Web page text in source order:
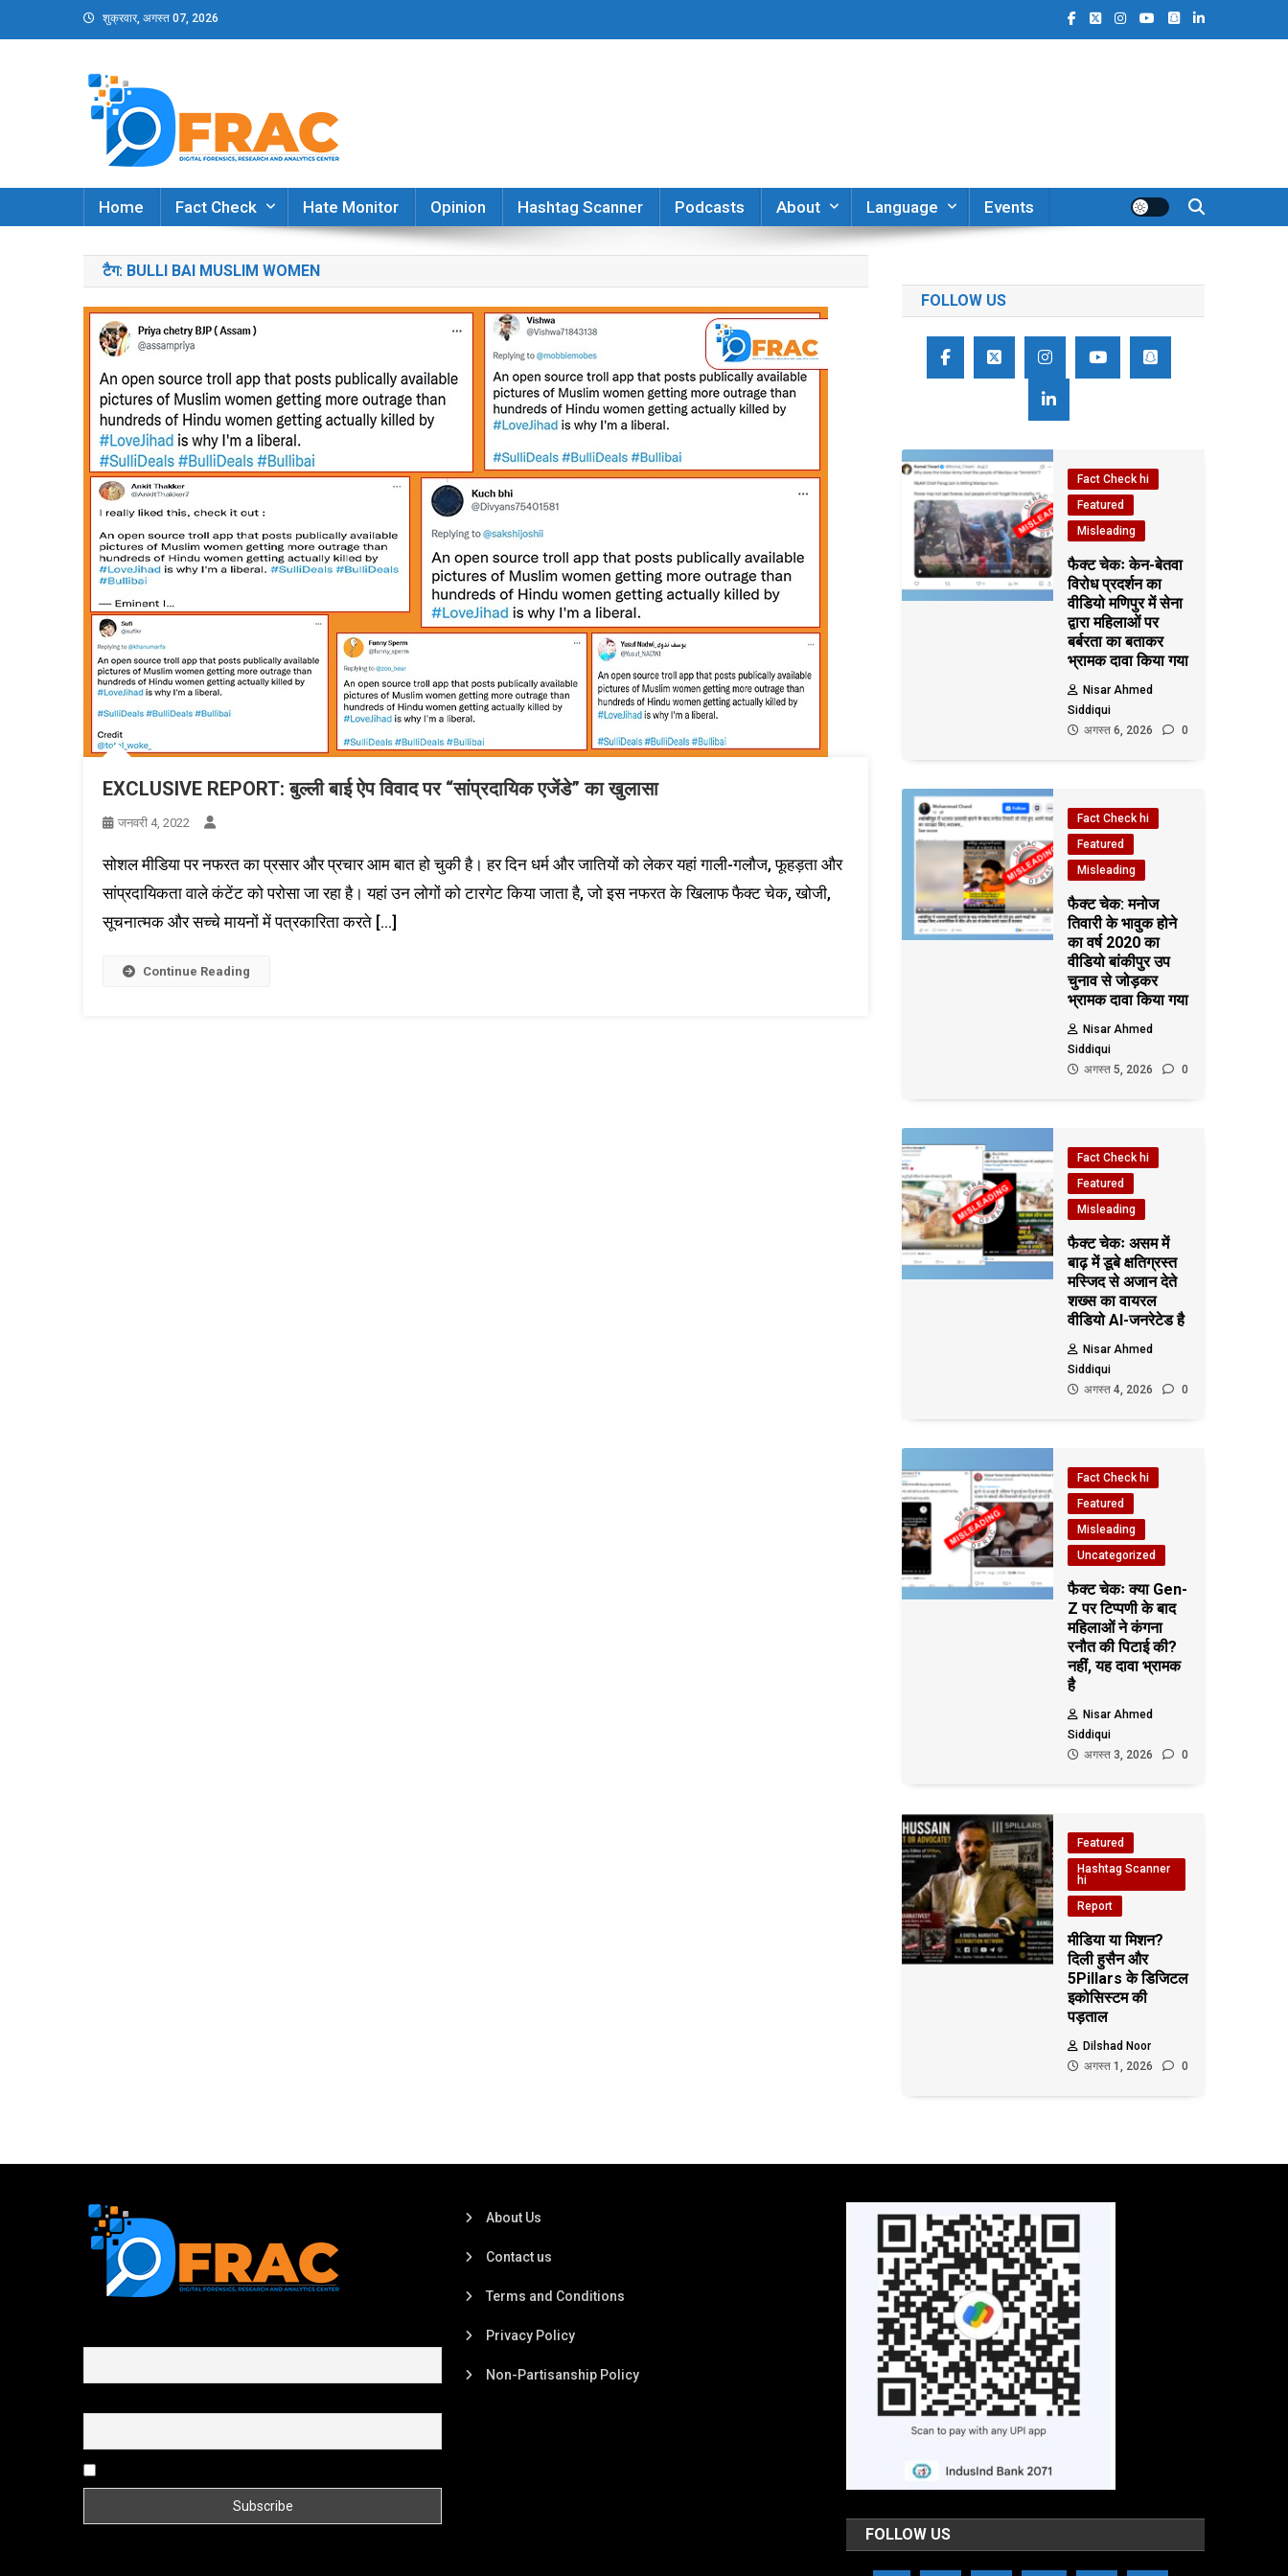
to
शुक्रवार, अगस्त 07, 2026
DFRAC_ORG
Digital Forensics, Research and Analytics Center
Home
Fact Check Hate Monitor Opinion Hashtag Scanner Podcasts About Language Events
टैग: BULLI BAI MUSLIM WOMEN
EXCLUSIVE REPORT: बुल्ली बाई ऐप विवाद पर “सांप्रदायिक एजेंडे” का खुलासा
जनवरी 4, 2022
सोशल मीडिया पर नफरत का प्रसार और प्रचार आम बात हो चुकी है। हर दिन धर्म और जातियों को लेकर यहां गाली-गलौज, फूहड़ता और
सांप्रदायिकता वाले कंटेंट को परोसा जा रहा है। यहां उन लोगों को टारगेट किया जाता है, जो इस नफरत के खिलाफ फैक्ट चेक, खोजी,
सूचनात्मक और सच्चे मायनों में पत्रकारिता करते […]
Continue Reading
FOLLOW US
Fact Check hi
Featured
Misleading
फैक्ट चेकः केन-बेतवा
विरोध प्रदर्शन का
वीडियो मणिपुर में सेना
द्वारा महिलाओं पर
बर्बरता का बताकर
भ्रामक दावा किया गया
Nisar Ahmed
Siddiqui
अगस्त 6, 2026
0
Fact Check hi
Featured
Misleading
फैक्ट चेक: मनोज
तिवारी के भावुक होने
का वर्ष 2020 का
वीडियो बांकीपुर उप
चुनाव से जोड़कर
भ्रामक दावा किया गया
Nisar Ahmed
Siddiqui
अगस्त 5, 2026
0
Fact Check hi
Featured
Misleading
फैक्ट चेकः असम में
बाढ़ में डूबे क्षतिग्रस्त
मस्जिद से अजान देते
शख्स का वायरल
वीडियो AI-जनरेटेड है
Nisar Ahmed
Siddiqui
अगस्त 4, 2026
0
Fact Check hi
Featured
Misleading
Uncategorized
फैक्ट चेकः क्या Gen-
Z पर टिप्पणी के बाद
महिलाओं ने कंगना
रनौत की पिटाई की?
नहीं, यह दावा भ्रामक
है
Nisar Ahmed
Siddiqui
अगस्त 3, 2026
0
Featured
Hashtag Scanner
hi
Report
मीडिया या मिशन?
दिली हुसैन और
5Pillars के डिजिटल
इकोसिस्टम की
पड़ताल
Dilshad Noor
अगस्त 1, 2026
0
About Us
Contact us
Terms and Conditions
Privacy Policy
Non-Partisanship Policy
FOLLOW US